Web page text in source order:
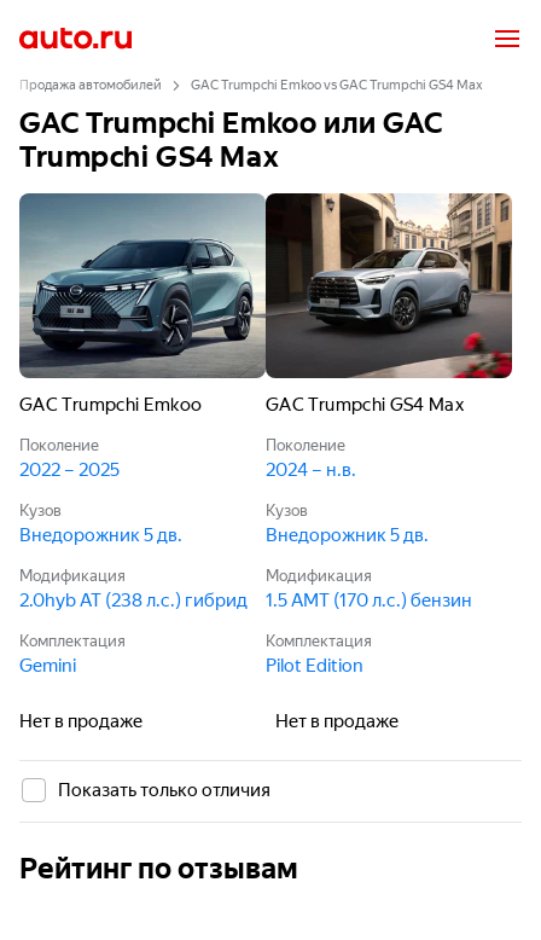
Продажа автомобилей GAC Trumpchi Emkoo vs GAC Trumpchi GS4 Max
GAC Trumpchi Emkoo или GAC
Trumpchi GS4 Max
GAC Trumpchi Emkoo GAC Trumpchi GS4 Max
Поколение
2022 – 2025
Поколение
2024 – н.в.
Кузов
Внедорожник 5 дв.
Кузов
Внедорожник 5 дв.
Модификация
2.0hyb AT (238 л.с.) гибрид
Модификация
1.5 AMT (170 л.с.) бензин
Комплектация
Gemini
Комплектация
Pilot Edition
Нет в продаже Нет в продаже
Показать только отличия
Рейтинг по отзывам